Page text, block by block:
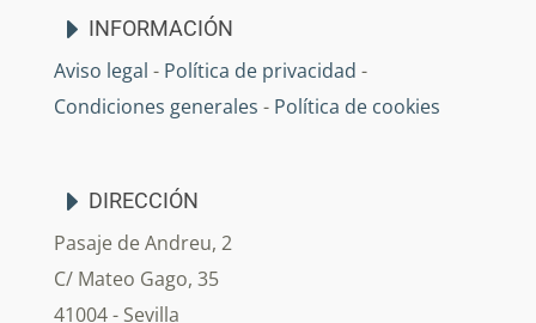
INFORMACIÓN
Aviso legal - Política de privacidad -
Condiciones generales - Política de cookies
DIRECCIÓN
Pasaje de Andreu, 2
C/ Mateo Gago, 35
41004 - Sevilla